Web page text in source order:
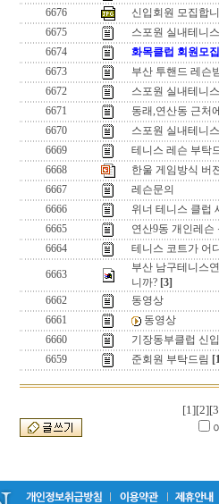
6676
신입회원 모집합
6675
스포원 실내테니
6674
화목클럽 회원모
6673
부산 투핸드 레슨
6672
스포원 실내테니
6671
동래,연산동 근처
6670
스포원 실내테니
6669
테니스 레슨 부탁
6668
한울 게임방식 버
6667
레슨문의
6666
위너 테니스 클럽
6665
연산9동 개인레슨
6664
테니스 코트가 어
6663
부산 남구테니스
니까? [3]
6662
동영상
6661
동영상
6660
기장동부클럽 신
6659
준회원 부탁드림
[1][2]